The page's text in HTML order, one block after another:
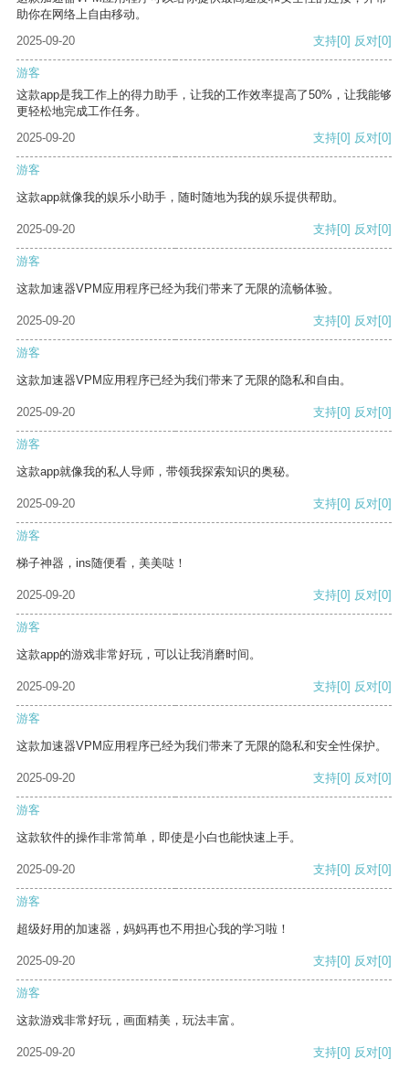
助你在网络上自由移动。
2025-09-20
支持[0] 反对[0]
游客
这款app是我工作上的得力助手，让我的工作效率提高了50%，让我能够
更轻松地完成工作任务。
2025-09-20
支持[0] 反对[0]
游客
这款app就像我的娱乐小助手，随时随地为我的娱乐提供帮助。
2025-09-20 支持[0] 反对[0]
游客
这款加速器VPM应用程序已经为我们带来了无限的流畅体验。
2025-09-20 支持[0] 反对[0]
游客
这款加速器VPM应用程序已经为我们带来了无限的隐私和自由。
2025-09-20 支持[0] 反对[0]
游客
这款app就像我的私人导师，带领我探索知识的奥秘。
2025-09-20 支持[0] 反对[0]
游客
梯子神器，ins随便看，美美哒！
2025-09-20 支持[0] 反对[0]
游客
这款app的游戏非常好玩，可以让我消磨时间。
2025-09-20 支持[0] 反对[0]
游客
这款加速器VPM应用程序已经为我们带来了无限的隐私和安全性保护。
2025-09-20 支持[0] 反对[0]
游客
这款软件的操作非常简单，即使是小白也能快速上手。
2025-09-20 支持[0] 反对[0]
游客
超级好用的加速器，妈妈再也不用担心我的学习啦！
2025-09-20 支持[0] 反对[0]
游客
这款游戏非常好玩，画面精美，玩法丰富。
2025-09-20 支持[0] 反对[0]